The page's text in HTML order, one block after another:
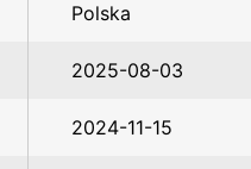
Polska
2025-08-03
2024-11-15